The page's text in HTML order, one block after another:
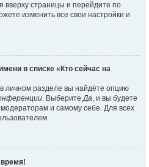
вверху страницы и перейдите по
изменить все свои настройки и
в списке «Кто сейчас на
личном разделе вы найдёте опцию
. ВыберитеДа, и вы будете
и самому себе. Для всех